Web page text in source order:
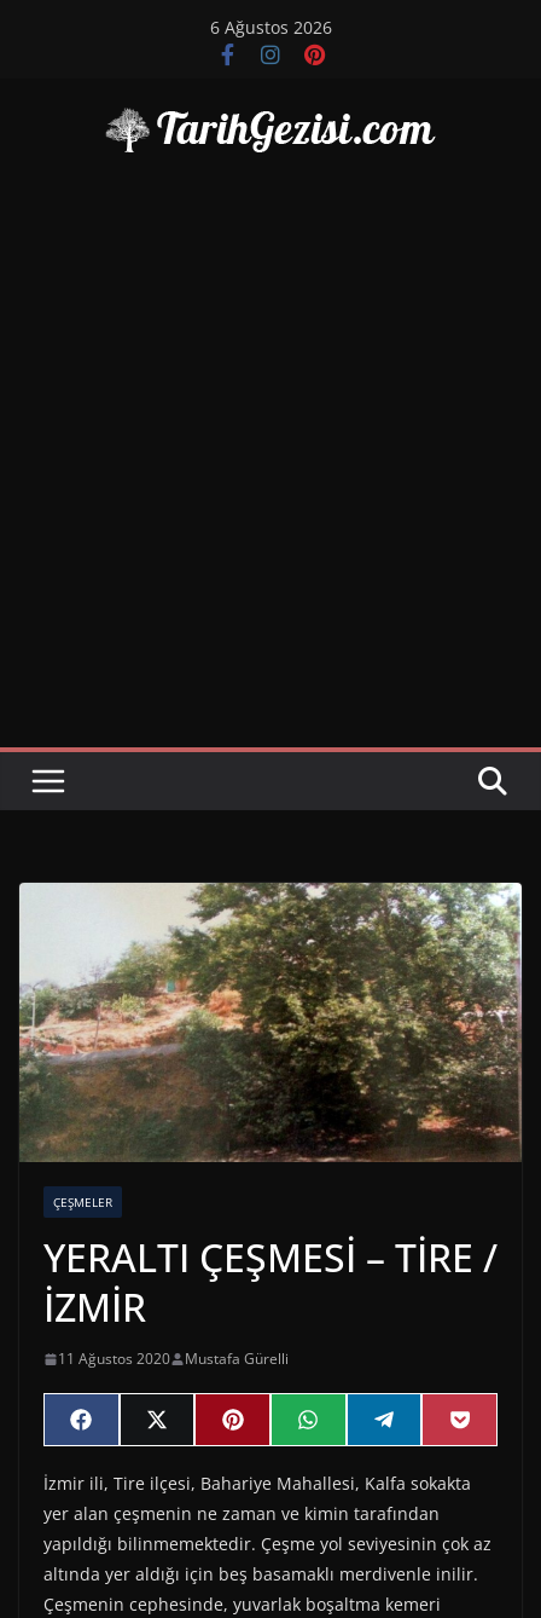
6 Ağustos 2026
ÇEŞMELER
YERALTI ÇEŞMESİ – TİRE /
İZMİR
11 Ağustos 2020 Mustafa Gürelli
Share
on
F
a
e
b
o
o
k
Share
on
X
(
w
i
t
t
e
r
)
Share
on
P
i
t
e
r
e
s
t
Share
on
W
h
t
s
A
p
p
Share
on
e
e
g
r
a
m
Share
on
P
o
k
İzmir ili, Tire ilçesi, Bahariye Mahallesi, Kalfa sokakta
yer alan çeşmenin ne zaman ve kimin tarafından
yapıldığı bilinmemektedir. Çeşme yol seviyesinin çok az
altında yer aldığı için beş basamaklı merdivenle inilir.
Çeşmenin cephesinde, yuvarlak boşaltma kemeri